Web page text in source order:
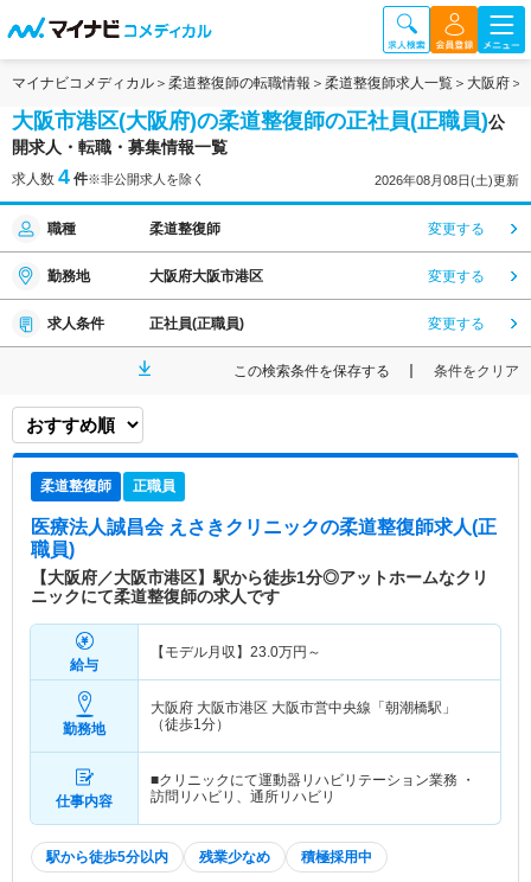
マイナビコメディカル 柔道整復師の転職情報 柔道整復師求人一覧 大阪府
大阪市港区(大阪府)の柔道整復師の正社員(正職員)公
開求人・転職・募集情報一覧
求人数 4 件※非公開求人を除く 2026年08月08日(土)更新
職種 柔道整復師 変更する
勤務地 大阪府大阪市港区 変更する
求人条件 正社員(正職員) 変更する
この検索条件を保存する 条件をクリア
柔道整復師 正職員
医療法人誠昌会 えさきクリニックの柔道整復師求人(正
職員)
【大阪府／大阪市港区】駅から徒歩1分◎アットホームなクリ
ニックにて柔道整復師の求人です
給与
【モデル月収】 23.0万円～
勤務地
大阪府 大阪市港区 大阪市営中央線「朝潮橋駅」
（徒歩1分）
仕事内容
■クリニックにて運動器リハビリテーション業務 ・
訪問リハビリ、通所リハビリ
駅から徒歩5分以内 残業少なめ 積極採用中